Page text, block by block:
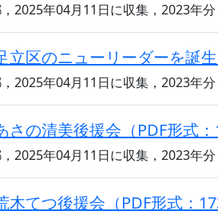
2025年04月11日に収集，2023年分
立区のニューリーダーを誕
2025年04月11日に収集，2023年分
さの清美後援会（PDF形式：
2025年04月11日に収集，2023年分
木てつ後援会（PDF形式：